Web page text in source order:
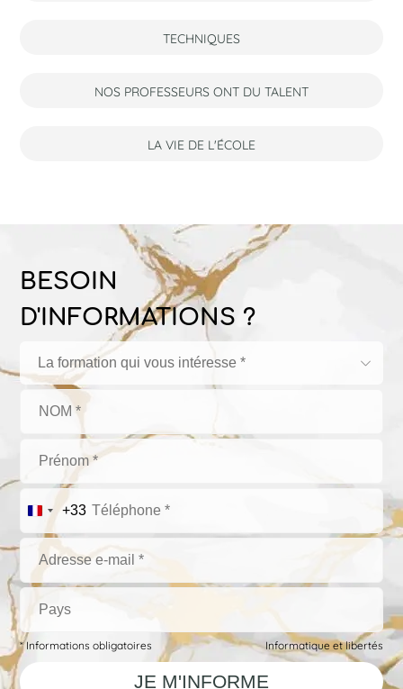
TECHNIQUES
NOS PROFESSEURS ONT DU TALENT
LA VIE DE L'ÉCOLE
BESOIN
D'INFORMATIONS ?
La formation qui vous intéresse *
+33
* Informations obligatoires Informatique et libertés